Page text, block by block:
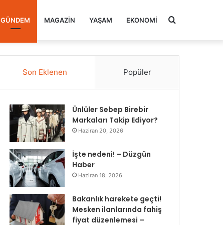
GÜNDEM MAGAZIN YAŞAM EKONOMI Arama
Son Eklenen Popüler
Ünlüler Sebep Birebir
Markaları Takip Ediyor?
Haziran 20, 2026
İşte nedeni! – Düzgün
Haber
Haziran 18, 2026
Bakanlık harekete geçti!
Mesken ilanlarında fahiş
fiyat düzenlemesi –